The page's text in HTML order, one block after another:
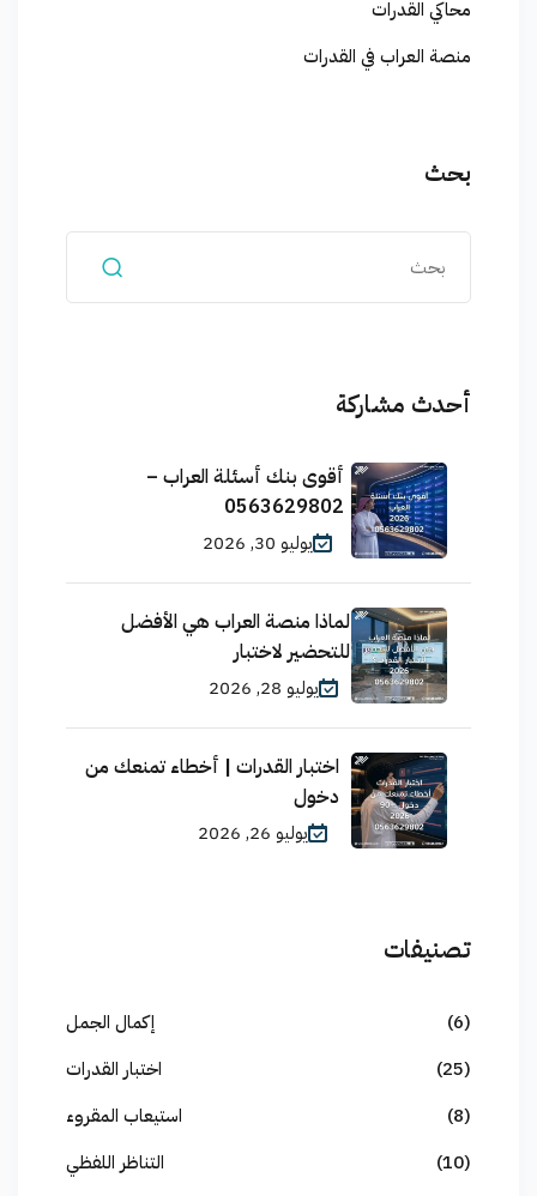
محاكي القدرات
منصة العراب في القدرات
بحث
أحدث مشاركة
أقوى بنك أسئلة العراب –
0563629802
يوليو 30, 2026
لماذا منصة العراب هي الأفضل
للتحضير لاختبار
يوليو 28, 2026
اختبار القدرات | أخطاء تمنعك من
دخول
يوليو 26, 2026
تصنيفات
إكمال الجمل
(6)
اختبار القدرات
(25)
استيعاب المقروء
(8)
التناظر اللفظي
(10)